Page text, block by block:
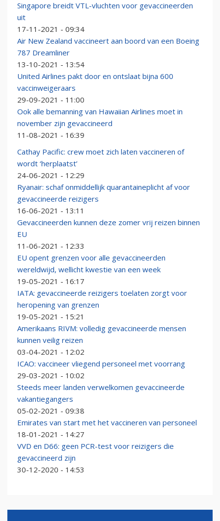
Singapore breidt VTL-vluchten voor gevaccineerden
uit
17-11-2021 - 09:34
Air New Zealand vaccineert aan boord van een Boeing
787 Dreamliner
13-10-2021 - 13:54
United Airlines pakt door en ontslaat bijna 600
vaccinweigeraars
29-09-2021 - 11:00
Ook alle bemanning van Hawaiian Airlines moet in
november zijn gevaccineerd
11-08-2021 - 16:39
Cathay Pacific: crew moet zich laten vaccineren of
wordt ‘herplaatst’
24-06-2021 - 12:29
Ryanair: schaf onmiddellijk quarantaineplicht af voor
gevaccineerde reizigers
16-06-2021 - 13:11
Gevaccineerden kunnen deze zomer vrij reizen binnen
EU
11-06-2021 - 12:33
EU opent grenzen voor alle gevaccineerden
wereldwijd, wellicht kwestie van een week
19-05-2021 - 16:17
IATA: gevaccineerde reizigers toelaten zorgt voor
heropening van grenzen
19-05-2021 - 15:21
Amerikaans RIVM: volledig gevaccineerde mensen
kunnen veilig reizen
03-04-2021 - 12:02
ICAO: vaccineer vliegend personeel met voorrang
29-03-2021 - 10:02
Steeds meer landen verwelkomen gevaccineerde
vakantiegangers
05-02-2021 - 09:38
Emirates van start met het vaccineren van personeel
18-01-2021 - 14:27
VVD en D66: geen PCR-test voor reizigers die
gevaccineerd zijn
30-12-2020 - 14:53